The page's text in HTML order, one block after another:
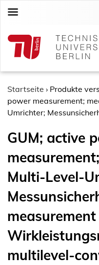
c
Startseite › Produkte
power measurement;
Umrichter;
GUM; active
Multi-Level-
multilevel-